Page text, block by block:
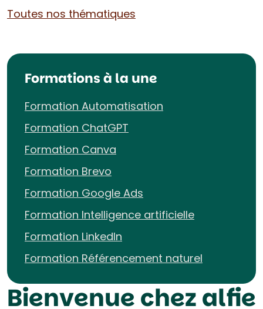
Toutes nos thématiques
Formations à la une
Formation Automatisation
Formation ChatGPT
Formation Canva
Formation Brevo
Formation Google Ads
Formation Intelligence artificielle
Formation LinkedIn
Formation Référencement naturel
Bienvenue chez alfie